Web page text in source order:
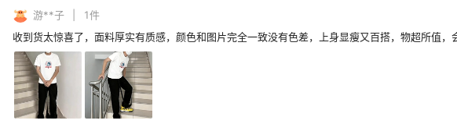
游**子 1件
收到货太惊喜了，面料厚实有质感，颜色和图片完全一致没有色差，上身显瘦又百搭，物超所值，